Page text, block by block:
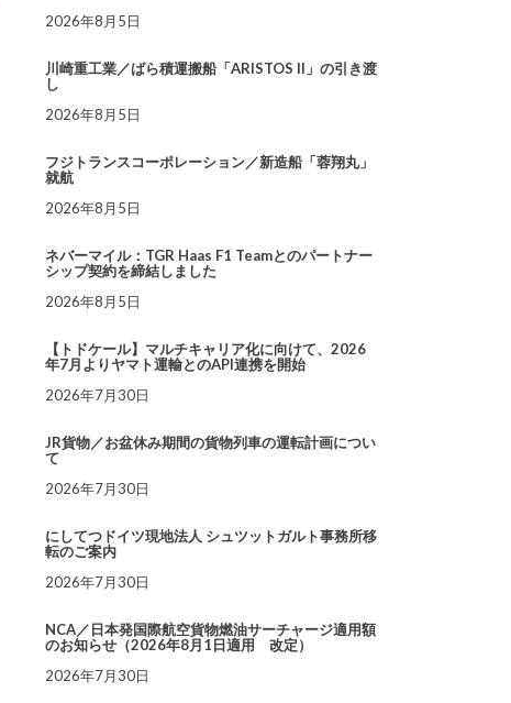
2026年8月5日
川崎重工業／ばら積運搬船「ARISTOS II」の引き渡
し
2026年8月5日
フジトランスコーポレーション／新造船「蓉翔丸」
就航
2026年8月5日
ネバーマイル：TGR Haas F1 Teamとのパートナー
シップ契約を締結しました
2026年8月5日
【トドケール】マルチキャリア化に向けて、2026
年7月よりヤマト運輸とのAPI連携を開始
2026年7月30日
JR貨物／お盆休み期間の貨物列車の運転計画につい
て
2026年7月30日
にしてつドイツ現地法人 シュツットガルト事務所移
転のご案内
2026年7月30日
NCA／日本発国際航空貨物燃油サーチャージ適用額
のお知らせ（2026年8月1日適用 改定）
2026年7月30日